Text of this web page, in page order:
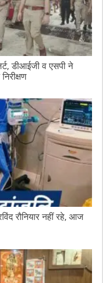
डीआईजी व एसपी ने
रौनियार नहीं रहे, आज